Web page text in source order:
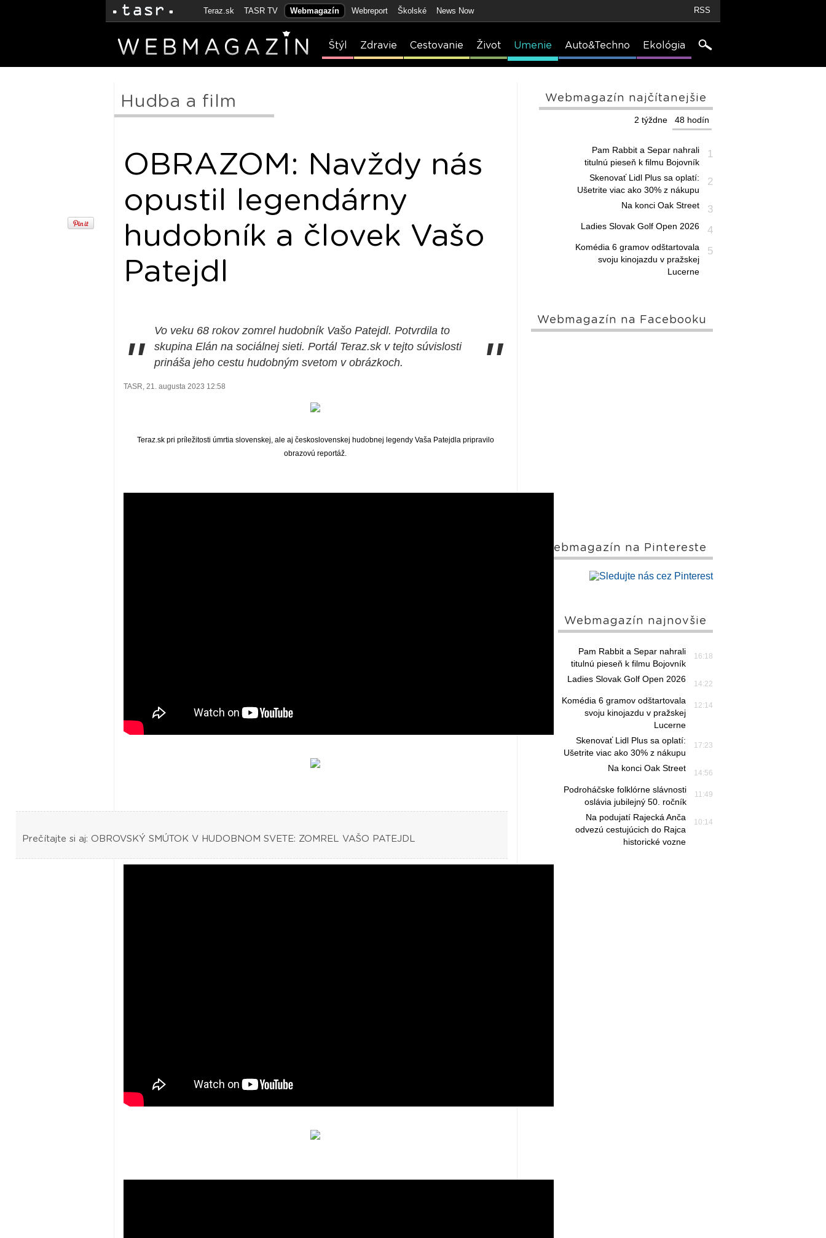
Teraz.sk TASR TV Webmagazín Webreport Školské News Now RSS
Štýl Zdravie Cestovanie Život Umenie Auto&Techno Ekológia
Hudba a film
OBRAZOM: Navždy nás
opustil legendárny
hudobník a človek Vašo
Patejdl
"
Vo veku 68 rokov zomrel hudobník Vašo Patejdl. Potvrdila to
skupina Elán na sociálnej sieti. Portál Teraz.sk v tejto súvislosti
prináša jeho cestu hudobným svetom v obrázkoch.
"
TASR, 21. augusta 2023 12:58
Teraz.sk pri príležitosti úmrtia slovenskej, ale aj československej hudobnej legendy Vaša Patejdla pripravilo
obrazovú reportáž.
Prečítajte si aj: OBROVSKÝ SMÚTOK V HUDOBNOM SVETE: ZOMREL VAŠO PATEJDL
Webmagazín najčítanejšie
48 hodín
2 týždne
1
Pam Rabbit a Separ nahrali
titulnú pieseň k filmu Bojovník
2
Skenovať Lidl Plus sa oplatí:
Ušetrite viac ako 30% z nákupu
3
Na konci Oak Street
4
Ladies Slovak Golf Open 2026
5
Komédia 6 gramov odštartovala
svoju kinojazdu v pražskej
Lucerne
Webmagazín na Facebooku
Webmagazín na Pintereste
Webmagazín najnovšie
16:18
Pam Rabbit a Separ nahrali
titulnú pieseň k filmu Bojovník
14:22
Ladies Slovak Golf Open 2026
12:14
Komédia 6 gramov odštartovala
svoju kinojazdu v pražskej
Lucerne
17:23
Skenovať Lidl Plus sa oplatí:
Ušetrite viac ako 30% z nákupu
14:56
Na konci Oak Street
11:49
Podroháčske folklórne slávnosti
oslávia jubilejný 50. ročník
10:14
Na podujatí Rajecká Anča
odvezú cestujúcich do Rajca
historické vozne